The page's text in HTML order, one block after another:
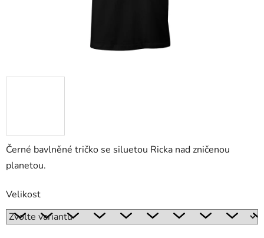
Černé bavlněné tričko se siluetou Ricka nad zničenou
planetou.
Velikost